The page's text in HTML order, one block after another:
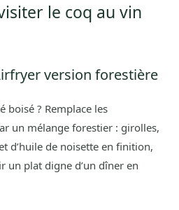
le coq au vin
version forestière
boisé ? Remplace les
un mélange forestier : girolles,
d’huile de noisette en finition,
un plat digne d’un dîner en